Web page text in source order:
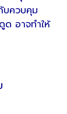
บควบคุม
อาจทำให้